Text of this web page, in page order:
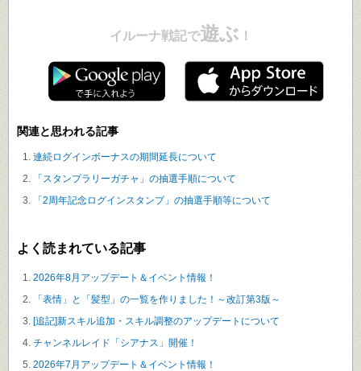
イルーナ戦記で遊ぶ ！
関連と思われる記事
連続ログインボーナスの期間延長について
「スタンプラリーガチャ」の抽選手順について
「2周年記念ログインスタンプ」の抽選手順等について
よく読まれている記事
2026年8月アップデート＆イベント情報！
「表情」と「髪型」の一覧を作りました！～改訂第3版～
[追記]新スキル追加・スキル調整のアップデートについて
チャンネルレイド「シアナス」開催！
2026年7月アップデート＆イベント情報！